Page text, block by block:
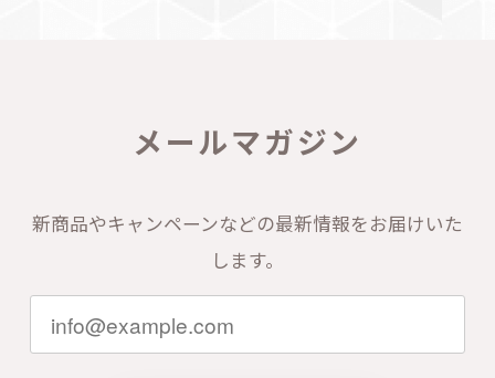
メールマガジン
新商品やキャンペーンなどの最新情報をお届けいた
します。